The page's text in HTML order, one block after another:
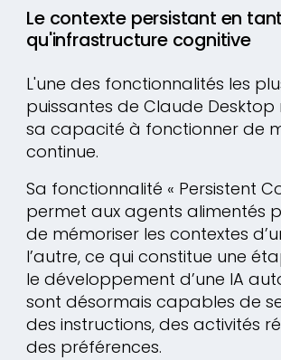
Le contexte persistant en tant
qu'infrastructure cognitive
L'une des fonctionnalités les
puissantes de Claude Desktop
sa capacité à fonctionner de
continue.
Sa fonctionnalité « Persistent
permet aux agents alimentés
de mémoriser les contextes
l’autre, ce qui constitue une
le développement d’une IA
sont désormais capables de
des instructions, des activités
des préférences.